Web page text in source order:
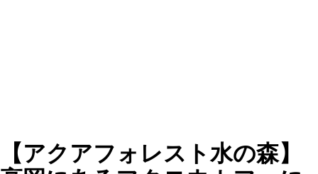
【アクアフォレスト水の森】